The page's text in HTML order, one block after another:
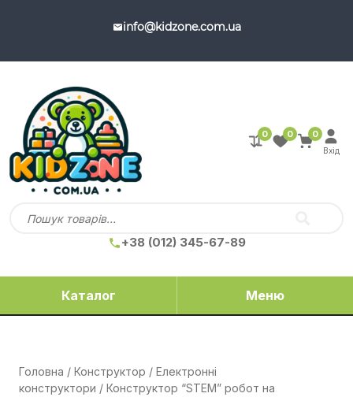
info@kidzone.com.ua
+38 (012) 345-67-89
0 0 0
Вхід
Каталог Меню
Головна / Конструктор / Електронні
конструктори / Конструктор “STEM” робот на